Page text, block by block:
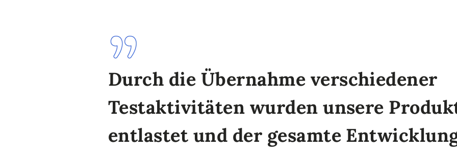
Durch die Übernahme verschiedener
Testaktivitäten wurden unsere
entlastet und der gesamte